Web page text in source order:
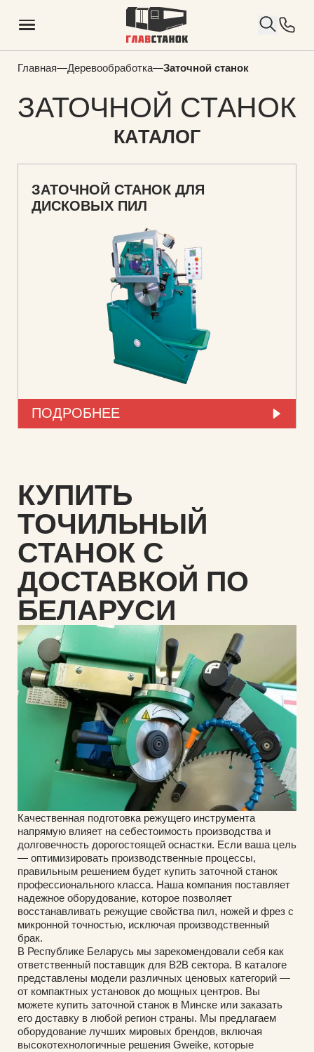
Главная—Деревообработка—Заточной станок
ЗАТОЧНОЙ СТАНОК
КАТАЛОГ
ЗАТОЧНОЙ СТАНОК ДЛЯ
ДИСКОВЫХ ПИЛ
ПОДРОБНЕЕ
КУПИТЬ
ТОЧИЛЬНЫЙ
СТАНОК С
ДОСТАВКОЙ ПО
БЕЛАРУСИ
Качественная подготовка режущего инструмента
напрямую влияет на себестоимость производства и
долговечность дорогостоящей оснастки. Если ваша цель
— оптимизировать производственные процессы,
правильным решением будет купить заточной станок
профессионального класса. Наша компания поставляет
надежное оборудование, которое позволяет
восстанавливать режущие свойства пил, ножей и фрез с
микронной точностью, исключая производственный
брак.
В Республике Беларусь мы зарекомендовали себя как
ответственный поставщик для B2B сектора. В каталоге
представлены модели различных ценовых категорий —
от компактных установок до мощных центров. Вы
можете купить заточной станок в Минске или заказать
его доставку в любой регион страны. Мы предлагаем
оборудование лучших мировых брендов, включая
высокотехнологичные решения Gweike, которые